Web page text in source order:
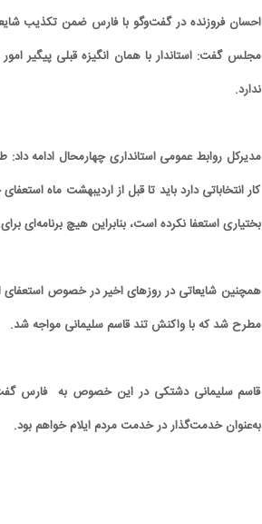
احسان فروزنده در گفت‌وگو با فارس ضمن تکذیب
مجلس گفت: استاندار با همان انگیزه قبلی پیگیر
ندارد.
مدیرکل روابط عمومی استانداری چهارمحال ادامه
کار انتخاباتی دارد باید تا قبل از اردیبهشت ماه
بختیاری استعفا نکرده است، بنابراین هیچ برنامه‌ای
همچنین شایعاتی در روزهای اخیر در خصوص استعفای
مطرح شد که با واکنش تند قاسم سلیمانی مواجه شد.
قاسم سلیمانی دشتکی در این خصوص به فارس
به‌عنوان خدمت‌گذار در خدمت مردم ایلام خواهم بود.